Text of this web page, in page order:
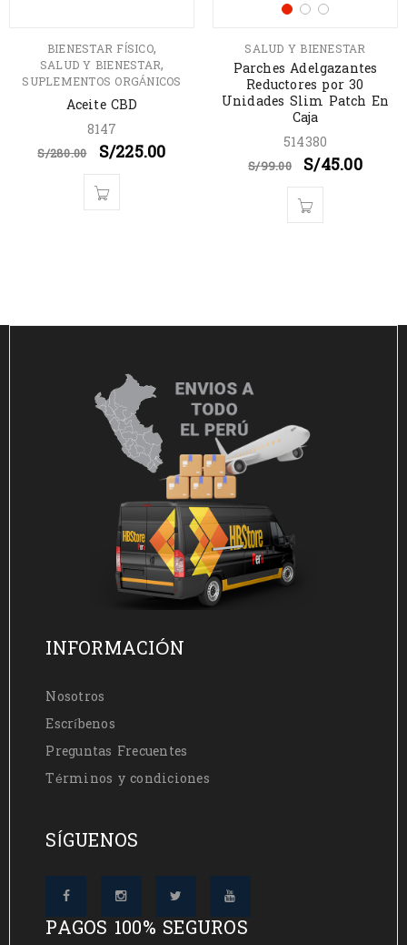
BIENESTAR FÍSICO,
SALUD Y BIENESTAR,
SUPLEMENTOS ORGÁNICOS
Aceite CBD
8147
S/280.00 S/225.00
SALUD Y BIENESTAR
Parches Adelgazantes
Reductores por 30
Unidades Slim Patch En
Caja
514380
S/99.00 S/45.00
INFORMACIÓN
Nosotros
Escríbenos
Preguntas Frecuentes
Términos y condiciones
SÍGUENOS
PAGOS 100% SEGUROS